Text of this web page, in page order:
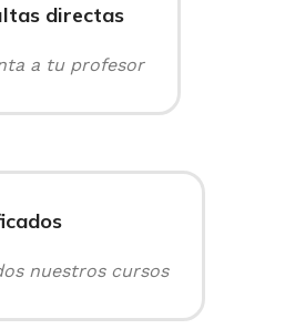
directas
a tu profesor
nuestros cursos